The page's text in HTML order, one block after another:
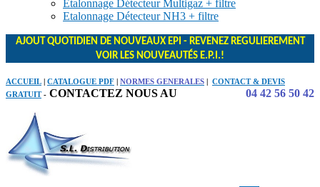
Etalonnage Détecteur Multigaz + filtre
Etalonnage Détecteur NH3 + filtre
AJOUT QUOTIDIEN DE NOUVEAUX EPI - REVENEZ REGULIEREMENT
VOIR LES NOUVEAUTÉS E.P.I.!
ACCUEIL | CATALOGUE PDF | NORMES GENERALES | CONTACT & DEVIS
GRATUIT- CONTACTEZ NOUS AU 04 42 56 50 42